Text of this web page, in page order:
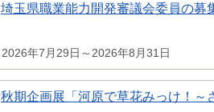
埼玉県職業能力開発審議会委員の募
2026年7月29日～2026年8月31日
秋期企画展「河原で草花みっけ！～